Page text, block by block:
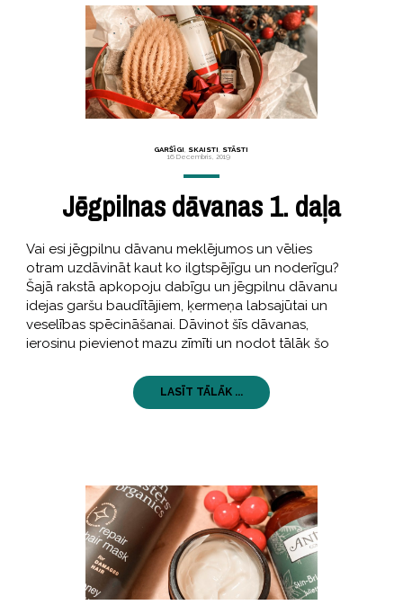
GARŠĪGI, SKAISTI, STĀSTI
16 Decembris, 2019
Jēgpilnas dāvanas 1. daļa
Vai esi jēgpilnu dāvanu meklējumos un vēlies
otram uzdāvināt kaut ko ilgtspējīgu un noderīgu?
Šajā rakstā apkopoju dabīgu un jēgpilnu dāvanu
idejas garšu baudītājiem, ķermeņa labsajūtai un
veselības spēcināšanai. Dāvinot šīs dāvanas,
ierosinu pievienot mazu zīmīti un nodot tālāk šo
LASĪT TĀLĀK ...